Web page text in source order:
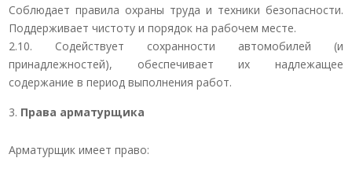
Соблюдает правила охраны труда и техники безопасности.
Поддерживает чистоту и порядок на рабочем месте.
2.10. Содействует сохранности автомобилей (и
принадлежностей), обеспечивает их надлежащее
содержание в период выполнения работ.
Права арматурщика
Арматурщик имеет право: